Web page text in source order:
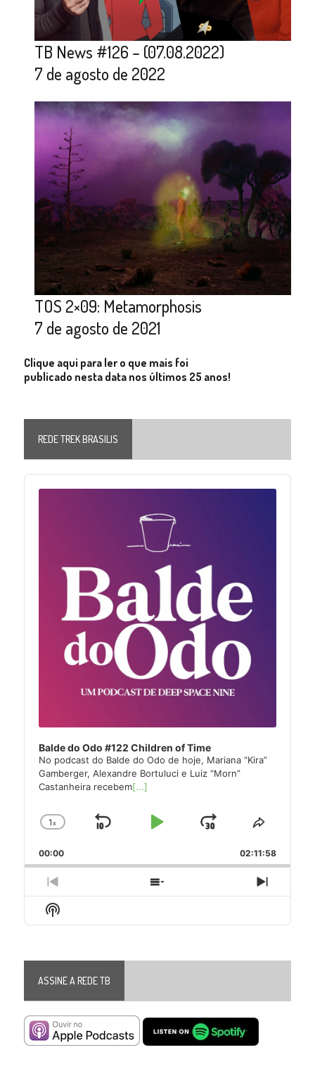
TB News #126 – (07.08.2022)
7 de agosto de 2022
TOS 2×09: Metamorphosis
7 de agosto de 2021
Clique aqui para ler o que mais foi
publicado nesta data nos últimos 25 anos!
REDE TREK BRASILIS
Audio
Player
Balde do Odo #122 Children of Time
No podcast do Balde do Odo de hoje, Mariana “Kira”
Gamberger, Alexandre Bortuluci e Luiz “Morn”
Castanheira recebem[...]
Change
Rate
1x
Skip
Play
Jump
Forward
Share
Episode
00:00 02:11:58
Previous
Episode
Show
Episodes
Next
Episode
Show
Podcast
ASSINE A REDE TB